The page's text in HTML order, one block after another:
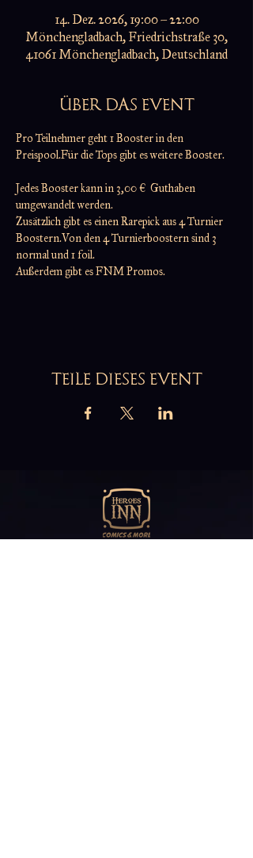
14. Dez. 2026, 19:00 – 22:00
Mönchengladbach, Friedrichstraße 30,
41061 Mönchengladbach, Deutschland
ÜBER DAS EVENT
Pro Teilnehmer geht 1 Booster in den
Preispool.Für die Tops gibt es weitere Booster.
Jedes Booster kann in 3,00 €  Guthaben
umgewandelt werden.
Zusätzlich gibt es einen Rarepick aus 4 Turnier
Boostern.Von den 4 Turnierboostern sind 3
normal und 1 foil.
Außerdem gibt es FNM Promos.
TEILE DIESES EVENT